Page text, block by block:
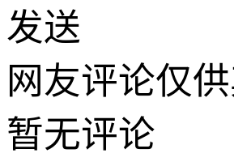
发送
网友评论仅
暂无评论